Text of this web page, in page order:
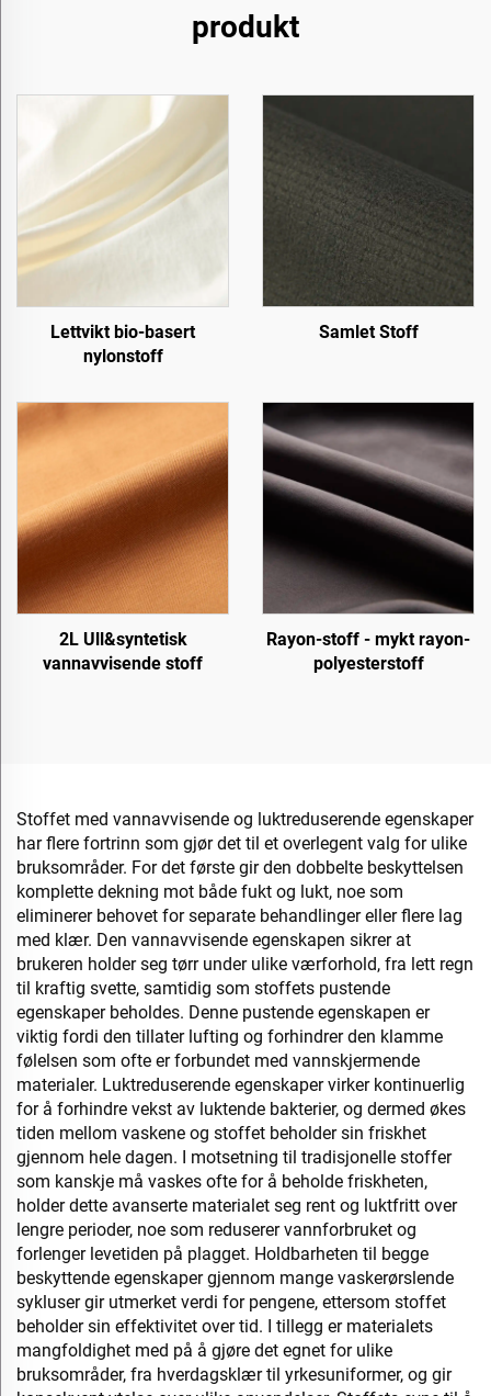
produkt
Lettvikt bio-basert
nylonstoff
Samlet Stoff
2L Ull&syntetisk
vannavvisende stoff
Rayon-stoff - mykt rayon-
polyesterstoff
Stoffet med vannavvisende og luktreduserende egenskaper
har flere fortrinn som gjør det til et overlegent valg for ulike
bruksområder. For det første gir den dobbelte beskyttelsen
komplette dekning mot både fukt og lukt, noe som
eliminerer behovet for separate behandlinger eller flere lag
med klær. Den vannavvisende egenskapen sikrer at
brukeren holder seg tørr under ulike værforhold, fra lett regn
til kraftig svette, samtidig som stoffets pustende
egenskaper beholdes. Denne pustende egenskapen er
viktig fordi den tillater lufting og forhindrer den klamme
følelsen som ofte er forbundet med vannskjermende
materialer. Luktreduserende egenskaper virker kontinuerlig
for å forhindre vekst av luktende bakterier, og dermed økes
tiden mellom vaskene og stoffet beholder sin friskhet
gjennom hele dagen. I motsetning til tradisjonelle stoffer
som kanskje må vaskes ofte for å beholde friskheten,
holder dette avanserte materialet seg rent og luktfritt over
lengre perioder, noe som reduserer vannforbruket og
forlenger levetiden på plagget. Holdbarheten til begge
beskyttende egenskaper gjennom mange vaskerørslende
sykluser gir utmerket verdi for pengene, ettersom stoffet
beholder sin effektivitet over tid. I tillegg er materialets
mangfoldighet med på å gjøre det egnet for ulike
bruksområder, fra hverdagsklær til yrkesuniformer, og gir